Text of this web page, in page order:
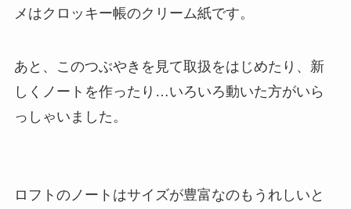
メはクロッキー帳のクリーム紙です。
あと、このつぶやきを見て取扱をはじめたり、新
しくノートを作ったり…いろいろ動いた方がいら
っしゃいました。
ロフトのノートはサイズが豊富なのもうれしいと